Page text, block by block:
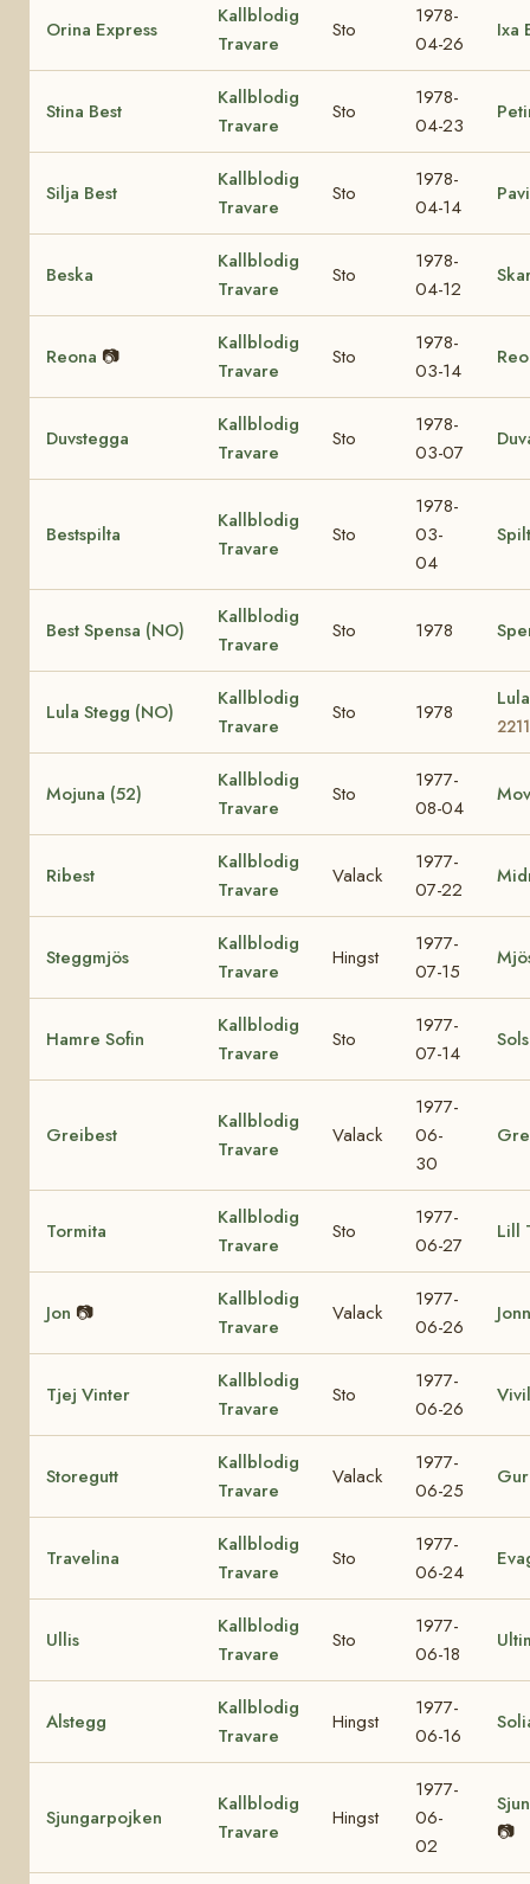
Orina Express
Kallblodig
Travare
Sto
1978-
04-26
Ixa
Stina Best
Kallblodig
Travare
Sto
1978-
04-23
Silja Best
Kallblodig
Travare
Sto
1978-
04-14
Beska
Kallblodig
Travare
Sto
1978-
04-12
Reona 📷
Kallblodig
Travare
Sto
1978-
03-14
Duvstegga
Kallblodig
Travare
Sto
1978-
03-07
Bestspilta
Kallblodig
Travare
Sto
1978-
03-
04
Best Spensa (NO)
Kallblodig
Travare
Sto 1978
Lula Stegg (NO)
Kallblodig
Travare
Sto 1978
Mojuna (52)
Kallblodig
Travare
Sto
1977-
08-04
Ribest
Kallblodig
Travare
Valack
1977-
07-22
Steggmjös
Kallblodig
Travare
Hingst
1977-
07-15
Hamre Sofin
Kallblodig
Travare
Sto
1977-
07-14
Greibest
Kallblodig
Travare
Valack
1977-
06-
30
Tormita
Kallblodig
Travare
Sto
1977-
06-27
Lill
Jon 📷
Kallblodig
Travare
Valack
1977-
06-26
Tjej Vinter
Kallblodig
Travare
Sto
1977-
06-26
Storegutt
Kallblodig
Travare
Valack
1977-
06-25
Travelina
Kallblodig
Travare
Sto
1977-
06-24
Ullis
Kallblodig
Travare
Sto
1977-
06-18
Alstegg
Kallblodig
Travare
Hingst
1977-
06-16
Sjungarpojken
Kallblodig
Travare
Hingst
1977-
06-
02
📷